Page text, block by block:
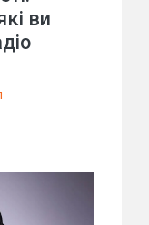
ви